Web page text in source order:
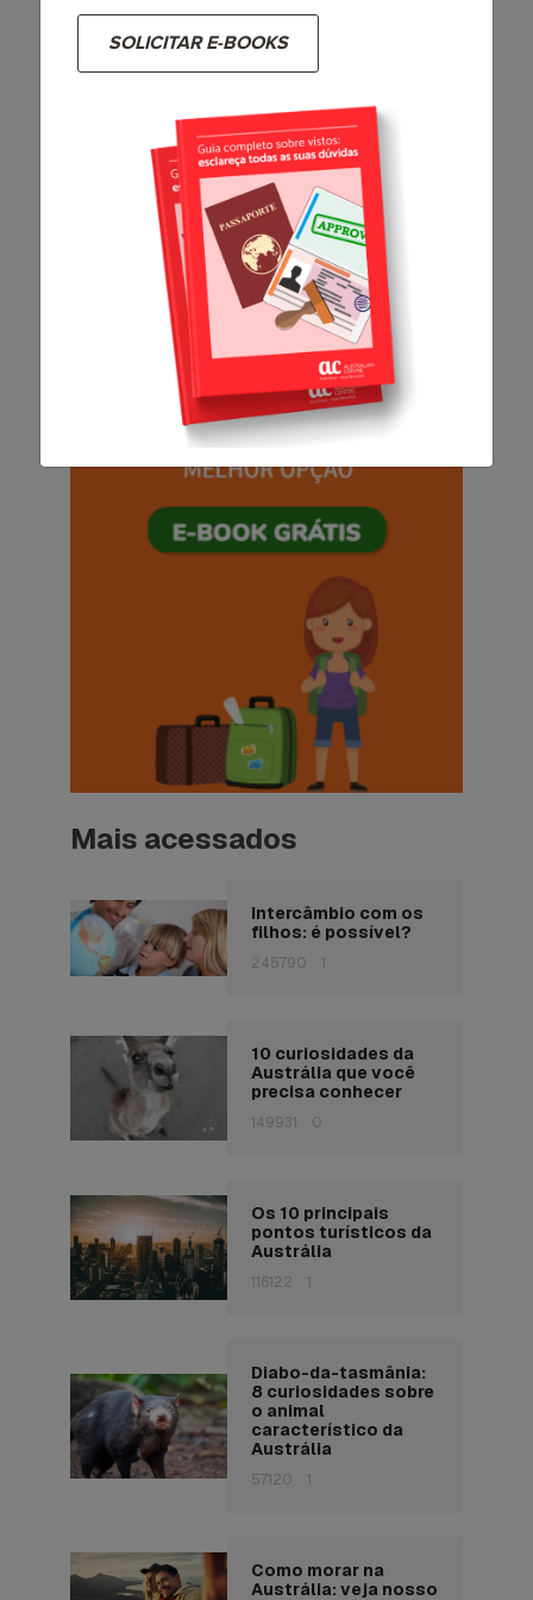
Austrália, encontramos diversas características
brasileirosdecidem fazer
na terra dos cangurus
, porque ela,
mesmo do outro lado do mundo, lembra bastante a
nossa casa. Para completar, é uma nação
marcada pela segurança, políticas sociais
inclusivas e a qualidade de vida dos cidadãos. Ou
seja, estudar lá é, sem dúvidas, uma experiência
Mais acessados
Intercâmbio com os
filhos: é possível?
245790 1
10 curiosidades da
Austrália que você
precisa conhecer
149931 0
Os 10 principais
pontos turísticos da
Austrália
116122 1
Diabo-da-tasmânia:
8 curiosidades sobre
o animal
característico da
Austrália
57120 1
Como morar na
Austrália: veja nosso
SOLICITAR E-BOOKS